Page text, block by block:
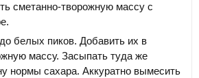
сметанно-творожную массу с
белых пиков. Добавить их в
массу. Засыпать туда же
нормы сахара. Аккуратно вымесить